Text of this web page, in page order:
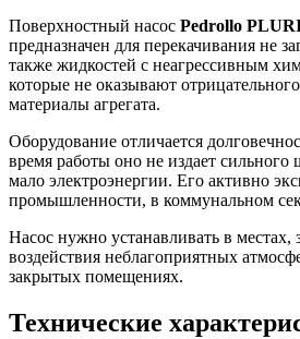
Поверхностный насос Pedrollo
предназначен для перекачивания не
также жидкостей с неагрессивным
которые не оказывают
материалы агрегата.
Оборудование отличается
время работы оно не издает сильного
мало электроэнергии. Его активно
промышленности, в коммунальном
Насос нужно устанавливать в
воздействия неблагоприятных
закрытых помещениях.
Технические